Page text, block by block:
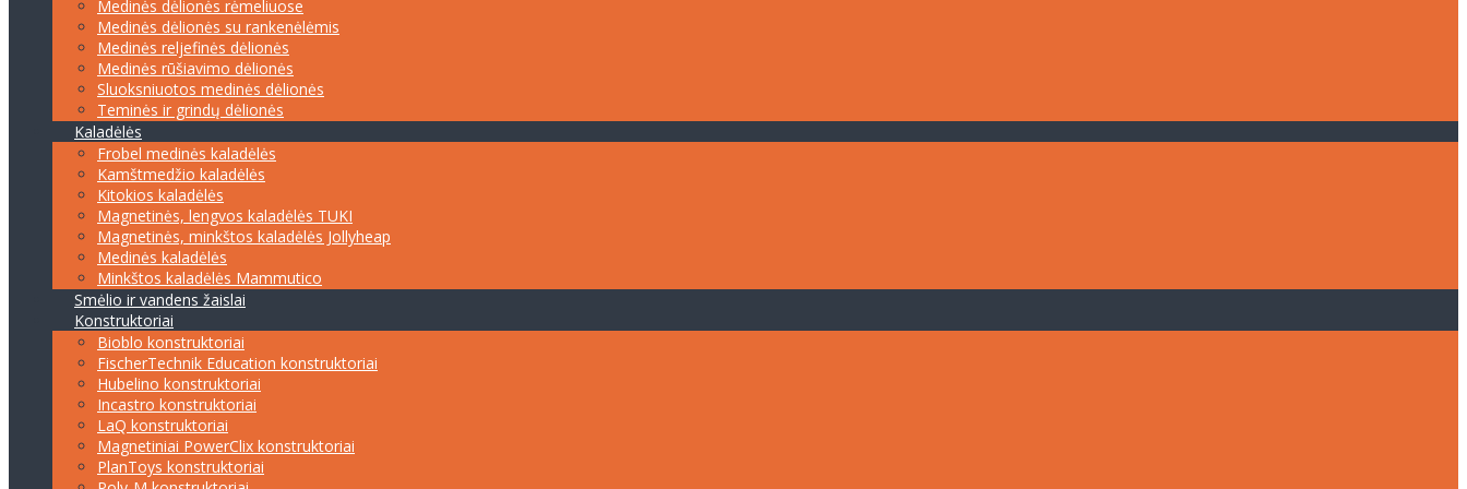
Medinės dėlionės rėmeliuose
Medinės dėlionės su rankenėlėmis
Medinės reljefinės dėlionės
Medinės rūšiavimo dėlionės
Sluoksniuotos medinės dėlionės
Teminės ir grindų dėlionės
Kaladėlės
Frobel medinės kaladėlės
Kamštmedžio kaladėlės
Kitokios kaladėlės
Magnetinės, lengvos kaladėlės TUKI
Magnetinės, minkštos kaladėlės Jollyheap
Medinės kaladėlės
Minkštos kaladėlės Mammutico
Smėlio ir vandens žaislai
Konstruktoriai
Bioblo konstruktoriai
FischerTechnik Education konstruktoriai
Hubelino konstruktoriai
Incastro konstruktoriai
LaQ konstruktoriai
Magnetiniai PowerClix konstruktoriai
PlanToys konstruktoriai